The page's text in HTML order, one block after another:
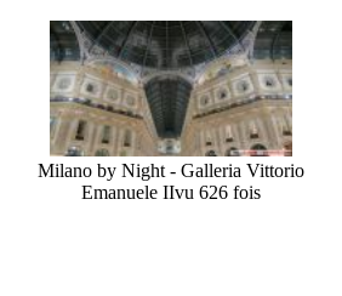
Milano by Night - Galleria Vittorio
Emanuele IIvu 626 fois